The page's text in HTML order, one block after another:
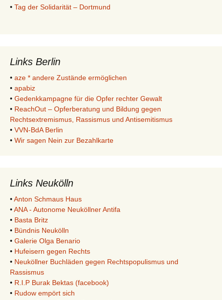
• Tag der Solidarität – Dortmund
Links Berlin
• aze * andere Zustände ermöglichen
• apabiz
• Gedenkkampagne für die Opfer rechter Gewalt
• ReachOut – Opferberatung und Bildung gegen
Rechtsextremismus, Rassismus und Antisemitismus
• VVN-BdA Berlin
• Wir sagen Nein zur Bezahlkarte
Links Neukölln
•Anton Schmaus Haus
•ANA - Autonome Neuköllner Antifa
• Basta Britz
• Bündnis Neukölln
• Galerie Olga Benario
• Hufeisern gegen Rechts
• Neuköllner Buchläden gegen Rechtspopulismus und
Rassismus
• R.I.P Burak Bektas (facebook)
• Rudow empört sich